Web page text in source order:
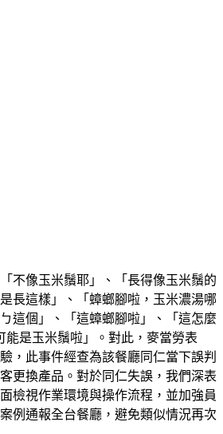
不像玉米鬚耶」、「長得像玉米鬚的
長這樣」、「蟑螂腳啦，玉米濃湯哪
這個」、「這蟑螂腳啦」、「這怎麼
能是玉米鬚啦」。對此，麥當勞表
，此事件經查為該餐廳同仁當下誤判
更換產品。對於同仁失誤，我們深表
檢視作業環境與操作流程，並加強員
例通報全台餐廳，避免類似情況再次